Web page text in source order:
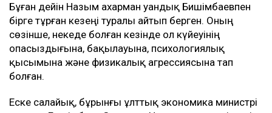
Бұған дейін Назым Қахарман Қуандық Бишімбаевпен
бірге тұрған кезеңі туралы айтып берген. Оның
сөзінше, некеде болған кезінде ол күйеуінің
опасыздығына, бақылауына, психологиялық
қысымына және физикалық агрессиясына тап
болған.
Еске салайық, бұрынғы ұлттық экономика министрі